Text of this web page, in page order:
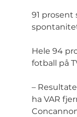
91 prosent
Hele 94
fotball på
–
ha VAR